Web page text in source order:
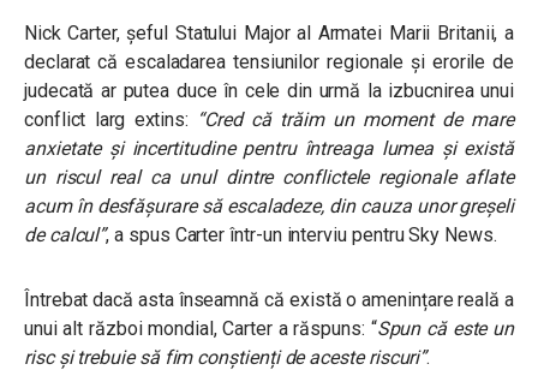
Nick Carter, șeful Statului Major al Armatei Marii Britanii, a
declarat că escaladarea tensiunilor regionale și erorile de
judecată ar putea duce în cele din urmă la izbucnirea unui
conflict larg extins: “Cred că trăim un moment de mare
anxietate și incertitudine pentru întreaga lumea și există
un riscul real ca unul dintre conflictele regionale aflate
acum în desfășurare să escaladeze, din cauza unor greșeli
de calcul”, a spus Carter într-un interviu pentru Sky News.
Întrebat dacă asta înseamnă că există o amenințare reală a
unui alt război mondial, Carter a răspuns: “Spun că este un
risc și trebuie să fim conștienți de aceste riscuri”.